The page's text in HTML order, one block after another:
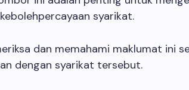
syarikat.
dan memahami maklumat ini
dengan syarikat tersebut.